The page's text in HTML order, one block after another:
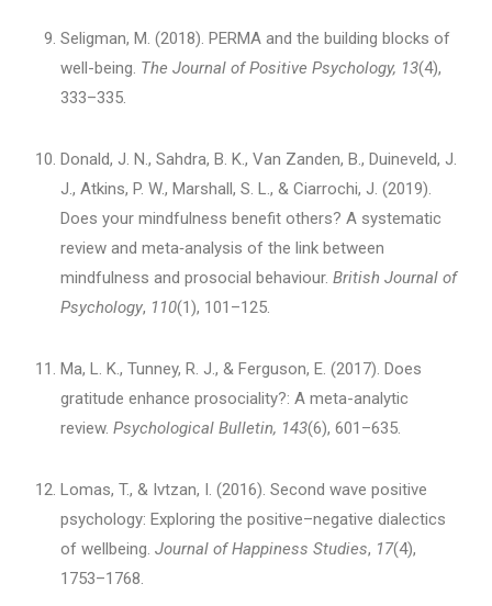
Seligman, M. (2018). PERMA and the building blocks of
well-being. The Journal of Positive Psychology, 13(4),
333–335.
Donald, J. N., Sahdra, B. K., Van Zanden, B., Duineveld, J.
J., Atkins, P. W., Marshall, S. L., & Ciarrochi, J. (2019).
Does your mindfulness benefit others? A systematic
review and meta‐analysis of the link between
mindfulness and prosocial behaviour. British Journal of
Psychology, 110(1), 101–125.
Ma, L. K., Tunney, R. J., & Ferguson, E. (2017). Does
gratitude enhance prosociality?: A meta-analytic
review. Psychological Bulletin, 143(6), 601–635.
Lomas, T., & Ivtzan, I. (2016). Second wave positive
psychology: Exploring the positive–negative dialectics
of wellbeing. Journal of Happiness Studies, 17(4),
1753–1768.